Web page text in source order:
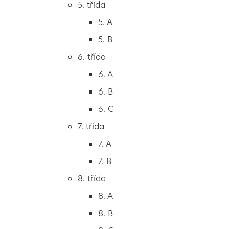
2. B
3. A
4. A
5. A
5. třída
5. A
5. B
6. třída
6. A
6. B
6. C
7. třída
7. A
7. B
8. třída
8. A
8. B